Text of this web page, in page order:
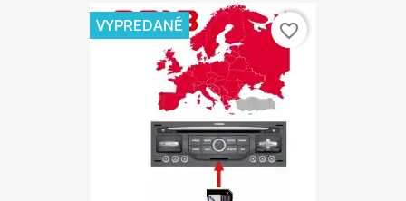
VYPREDANÉ favorite_border